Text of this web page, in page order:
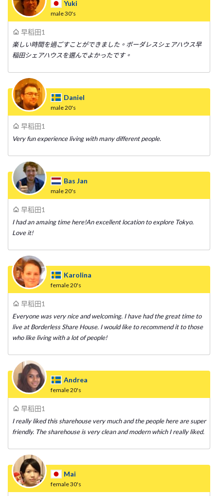
Yuki
male30's
早稻田1
楽しい時間を過ごすことができました。ボーダレスシェアハウス早
稲田シェアハウスを選んでよかったです。
Daniel
male20's
早稻田1
Very fun experience living with many different people.
Bas Jan
male20's
早稻田1
I had an amaing time here!An excellent location to explore Tokyo.
Love it!
Karolina
female20's
早稻田1
Everyone was very nice and welcoming. I have had the great time to
live at Borderless Share House. I would like to recommend it to those
who like living with a lot of people!
Andrea
female20's
早稻田1
I really liked this sharehouse very much and the people here are super
friendly. The sharehouse is very clean and modern which I really liked.
Mai
female30's